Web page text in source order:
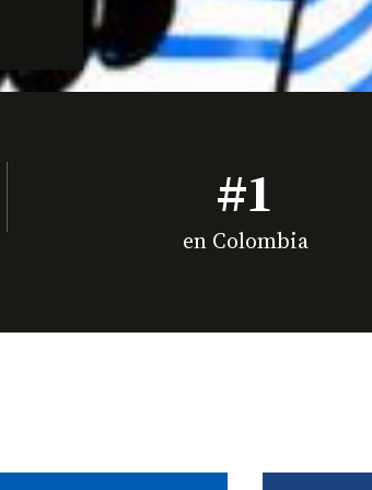
#1
en Colombia